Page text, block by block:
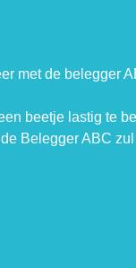
met de belegger
beetje lastig te
Belegger ABC